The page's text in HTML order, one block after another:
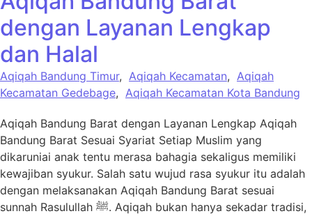
dengan Layanan Lengkap
dan Halal
Aqiqah Bandung Timur, Aqiqah Kecamatan, Aqiqah
Kecamatan Gedebage, Aqiqah Kecamatan Kota Bandung
Aqiqah Bandung Barat dengan Layanan Lengkap Aqiqah
Bandung Barat Sesuai Syariat Setiap Muslim yang
dikaruniai anak tentu merasa bahagia sekaligus memiliki
kewajiban syukur. Salah satu wujud rasa syukur itu adalah
dengan melaksanakan Aqiqah Bandung Barat sesuai
sunnah Rasulullah ﷺ. Aqiqah bukan hanya sekadar tradisi,